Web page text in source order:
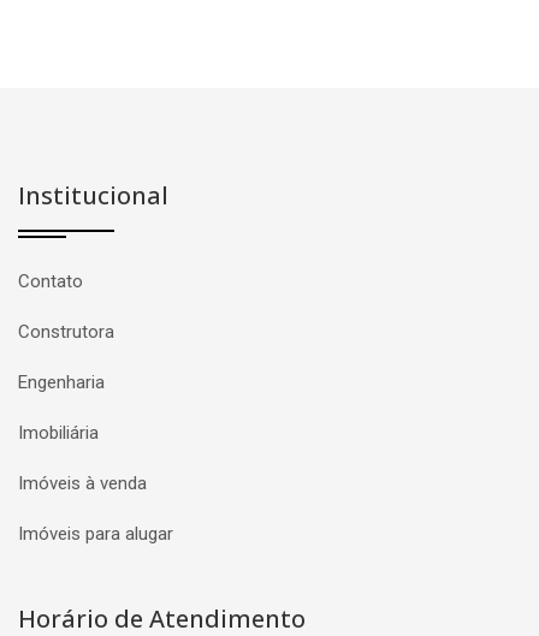
Institucional
Contato
Construtora
Engenharia
Imobiliária
Imóveis à venda
Imóveis para alugar
Horário de Atendimento